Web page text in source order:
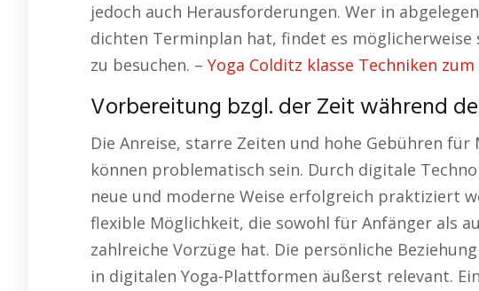
jedoch auch Herausforderungen. Wer in
dichten Terminplan hat, findet es
zu besuchen. – Yoga Colditz klasse Techniken
Vorbereitung bzgl. der Zeit während
Die Anreise, starre Zeiten und hohe Gebühren
können problematisch sein. Durch digitale
neue und moderne Weise erfolgreich praktiziert
flexible Möglichkeit, die sowohl für Anfänger als
zahlreiche Vorzüge hat. Die persönliche
in digitalen Yoga-Plattformen äußerst relevant.